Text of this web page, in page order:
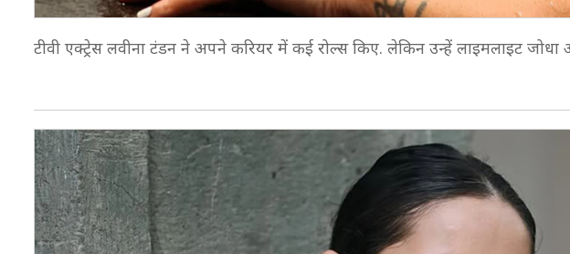
टीवी एक्ट्रेस लवीना टंडन ने अपने करियर में कई रोल्स किए. लेकिन उन्हें लाइमलाइट